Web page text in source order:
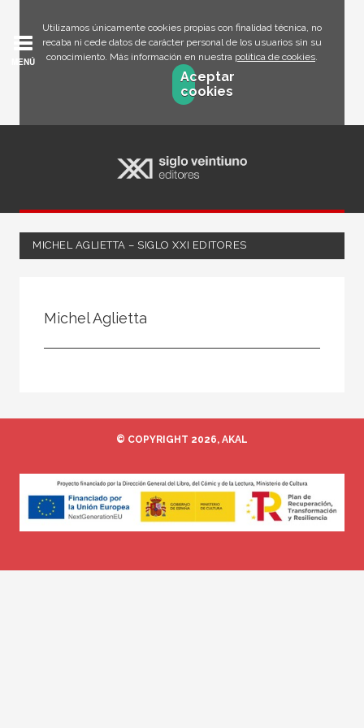
Utilizamos únicamente cookies propias con finalidad técnica, no
recaba ni cede datos de carácter personal de los usuarios sin su
conocimiento. Más información en nuestra política de cookies.
Aceptar
cookies
MENÚ
MICHEL AGLIETTA – SIGLO XXI EDITORES
Michel Aglietta
© COPYRIGHT 2026, AKAL